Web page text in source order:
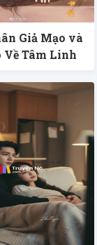
Giả Mạo và
Về Tâm Linh